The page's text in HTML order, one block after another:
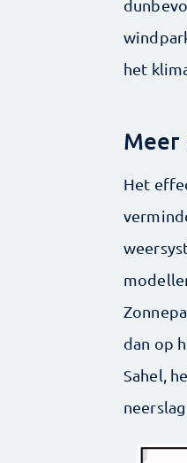
het
Meer
Het
dan op
Sahel,